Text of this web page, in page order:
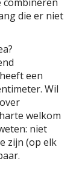
die er niet
een
Wil
welkom
niet
zijn (op elk